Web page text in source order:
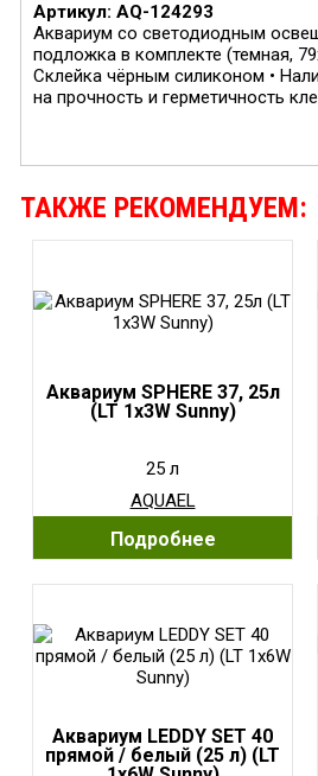
Артикул: AQ-124293
Аквариум со светодиодным
подложка в комплекте (темная,
Склейка чёрным силиконом •
на прочность и герметичность
ТАКЖЕ РЕКОМЕНДУЕМ:
Аквариум SPHERE 37, 25л
(LT 1x3W Sunny)
25 л
AQUAEL
Подробнее
Аквариум LEDDY SET 40
прямой / белый (25 л) (LT